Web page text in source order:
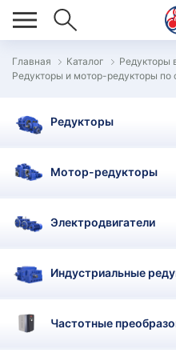
Главная Каталог
Редукторы
Редукторы и мотор-редукторы
Редукторы
Мотор-редукторы
Электродвигатели
Индустриальные
Частотные